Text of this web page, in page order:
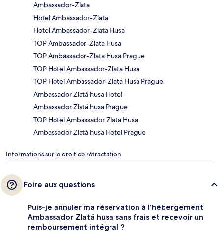
Ambassador-Zlata
Hotel Ambassador-Zlata
Hotel Ambassador-Zlata Husa
TOP Ambassador-Zlata Husa
TOP Ambassador-Zlata Husa Prague
TOP Hotel Ambassador-Zlata Husa
TOP Hotel Ambassador-Zlata Husa Prague
Ambassador Zlatá husa Hotel
Ambassador Zlatá husa Prague
TOP Hotel Ambassador Zlata Husa
Ambassador Zlatá husa Hotel Prague
Informations sur le droit de rétractation
Foire aux questions
Puis-je annuler ma réservation à l'hébergement
Ambassador Zlatá husa sans frais et recevoir un
remboursement intégral ?